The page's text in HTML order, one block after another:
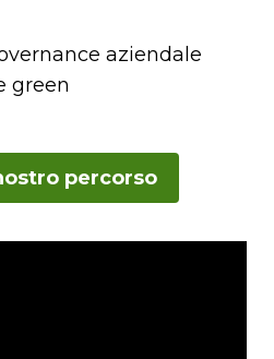
aziendale
green
percorso